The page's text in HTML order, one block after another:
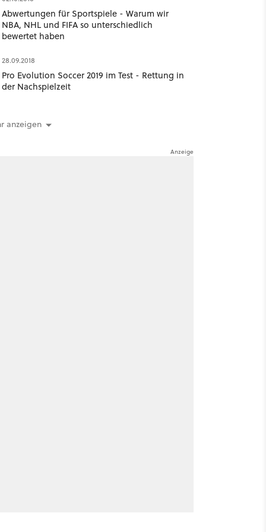
Abwertungen für Sportspiele - Warum wir
NBA, NHL und FIFA so unterschiedlich
bewertet haben
28.09.2018
Pro Evolution Soccer 2019 im Test - Rettung in
der Nachspielzeit
anzeigen